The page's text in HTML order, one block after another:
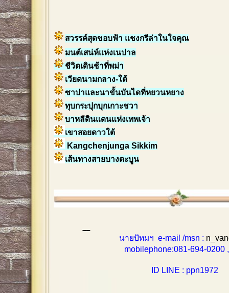
สวรรค์สุดขอบฟ้า แชงกรีล่าในใจคุณ
มนต์เสน่ห์แห่งเนปาล
ชีวิตเดินช้าที่พม่า
เวียดนามกลาง-ใต้
ซาปาและนาขั้นบันไดที่หยวนหยาง
ทุบกระปุกบุกเกาะชวา
บาหลีดินแดนแห่งเทพเจ้า
เขาสอยดาวใต้
Kangchenjunga Sikkim
เส้นทางสายบางตะบูน
นายปัทมฯ e-mail /msn :
mobilephone:081-694-0200 ,
ID LINE : ppn1972